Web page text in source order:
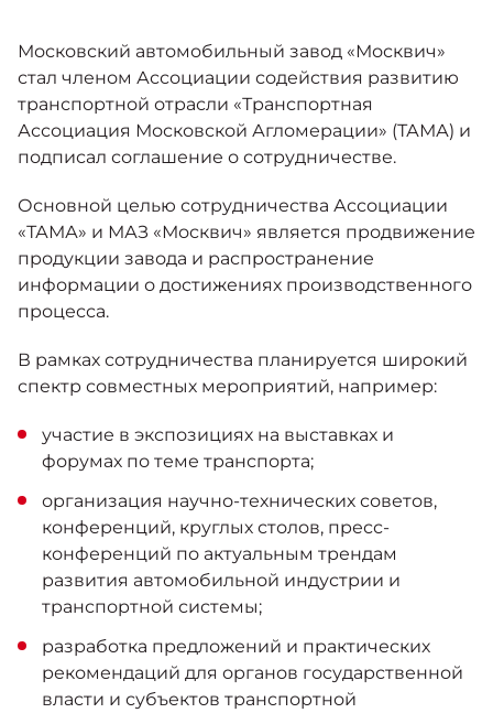
от 2 237 000 ₽*
Москвич 3 с ручным
Кроссовер, создающий равные
возможности
от 2 069 000 ₽*
кроссовер
от 3 125 000 ₽*
Кредитные программы
Спецпредложения
Калькулятор трейд-ин
Страховые программы
Моторное масло
СЕРВИСНЫЕ АКЦИИ
АКСЕССУАРЫ
КОНТАКТЫ
Московский автомобильный завод «Москвич»
стал членом Ассоциации содействия развитию
транспортной отрасли «Транспортная
Ассоциация Московской Агломерации» (ТАМА) и
подписал соглашение о сотрудничестве.
Основной целью сотрудничества Ассоциации
«ТАМА» и МАЗ «Москвич» является продвижение
продукции завода и распространение
информации о достижениях производственного
процесса.
В рамках сотрудничества планируется широкий
спектр совместных мероприятий, например:
участие в экспозициях на выставках и
форумах по теме транспорта;
организация научно-технических советов,
конференций, круглых столов, пресс-
конференций по актуальным трендам
развития автомобильной индустрии и
транспортной системы;
разработка предложений и практических
рекомендаций для органов государственной
власти и субъектов транспортной